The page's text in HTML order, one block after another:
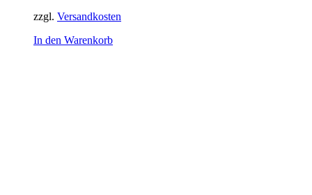
zzgl. Versandkosten
In den Warenkorb